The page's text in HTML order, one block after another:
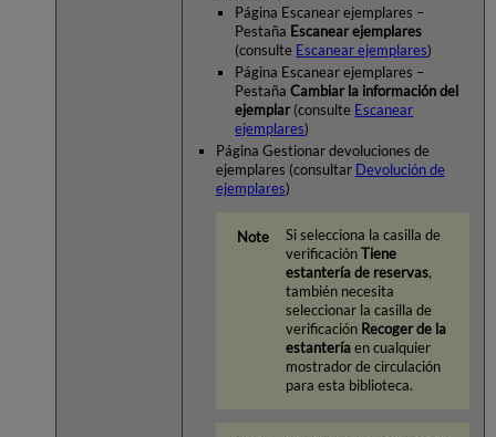
Página Escanear ejemplares –
Pestaña Escanear ejemplares
(consulte Escanear ejemplares)
Página Escanear ejemplares –
PestañaCambiar la información del
ejemplar(consulte Escanear
ejemplares)
Página Gestionar devoluciones de
ejemplares (consultar Devolución de
ejemplares)
Si selecciona la casilla de
verificación Tiene
estantería de reservas,
también necesita
seleccionar la casilla de
verificación Recoger de la
estanteríaen cualquier
mostrador de circulación
para esta biblioteca.